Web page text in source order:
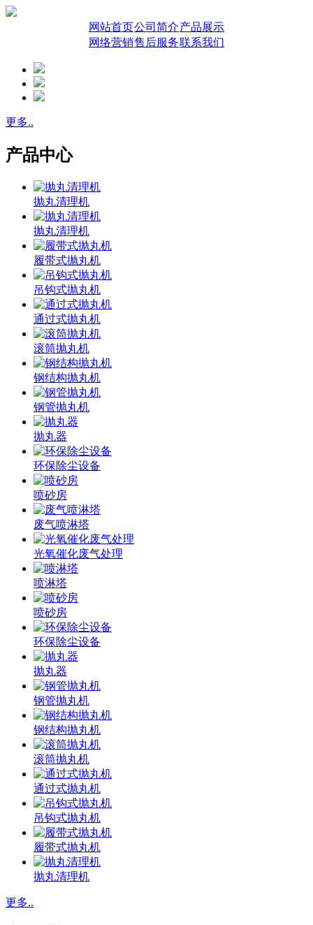
网站首页公司简介产品展示
网络营销售后服务联系我们
更多..
产品中心
抛丸清理机
抛丸清理机
履带式抛丸机
吊钩式抛丸机
通过式抛丸机
滚筒抛丸机
钢结构抛丸机
钢管抛丸机
抛丸器
环保除尘设备
喷砂房
废气喷淋塔
光氧催化废气处理
喷淋塔
喷砂房
环保除尘设备
抛丸器
钢管抛丸机
钢结构抛丸机
滚筒抛丸机
通过式抛丸机
吊钩式抛丸机
履带式抛丸机
抛丸清理机
更多..